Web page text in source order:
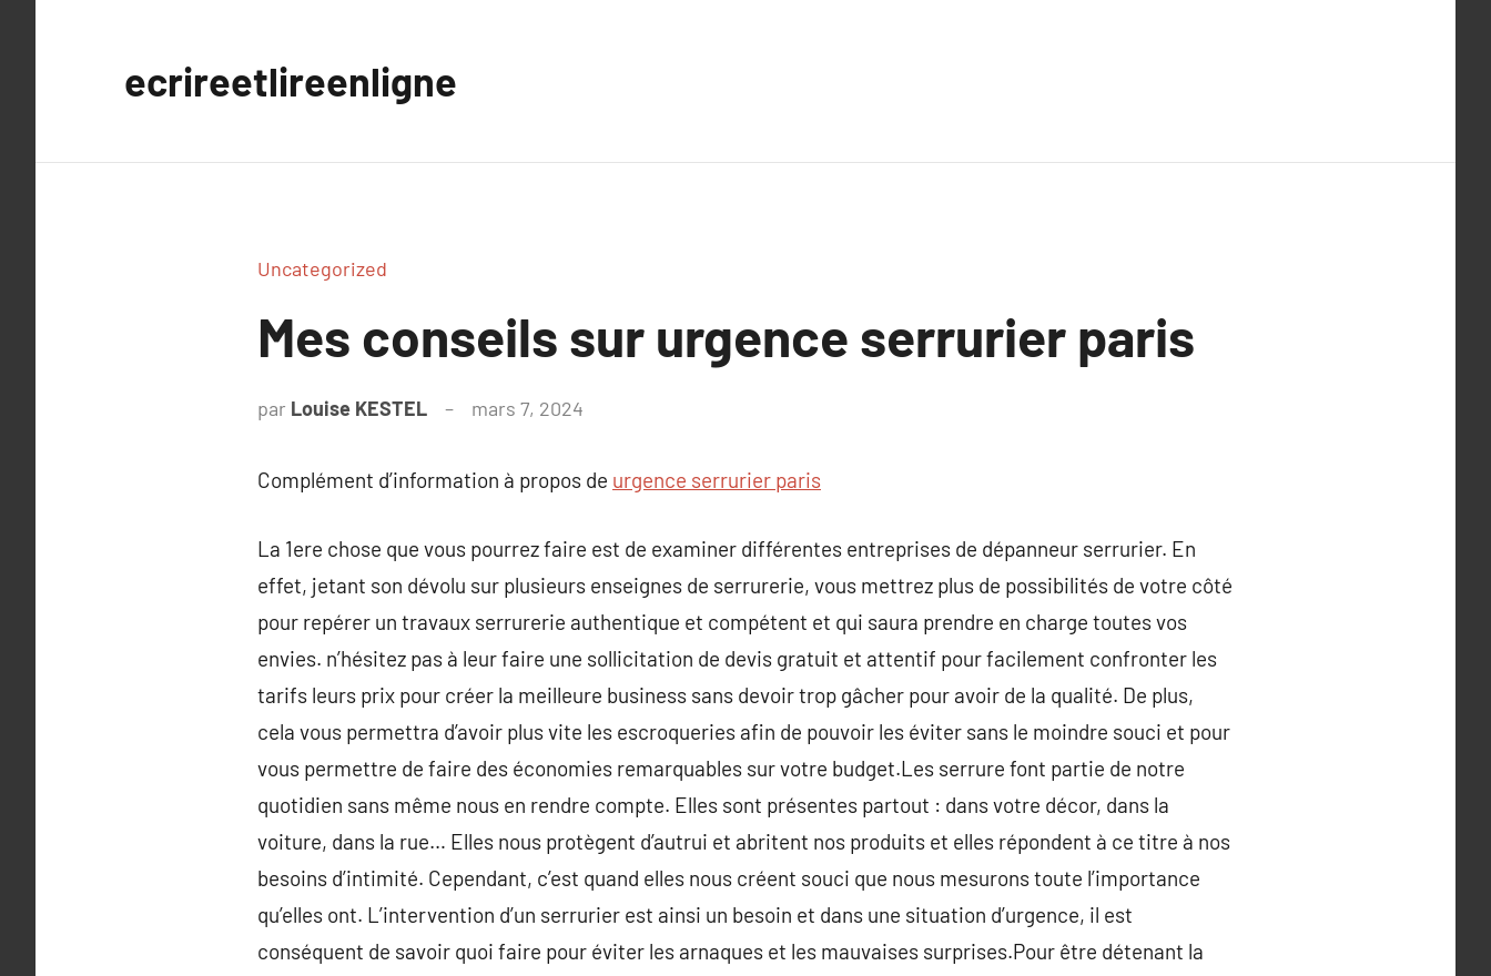
ecrireetlireenligne
Uncategorized
Mes conseils sur urgence serrurier paris
par Louise KESTEL mars 7, 2024
Complément d’information à propos de urgence serrurier paris
La 1ere chose que vous pourrez faire est de examiner différentes entreprises de dépanneur serrurier. En
effet, jetant son dévolu sur plusieurs enseignes de serrurerie, vous mettrez plus de possibilités de votre côté
pour repérer un travaux serrurerie authentique et compétent et qui saura prendre en charge toutes vos
envies. n’hésitez pas à leur faire une sollicitation de devis gratuit et attentif pour facilement confronter les
tarifs leurs prix pour créer la meilleure business sans devoir trop gâcher pour avoir de la qualité. De plus,
cela vous permettra d’avoir plus vite les escroqueries afin de pouvoir les éviter sans le moindre souci et pour
vous permettre de faire des économies remarquables sur votre budget.Les serrure font partie de notre
quotidien sans même nous en rendre compte. Elles sont présentes partout : dans votre décor, dans la
voiture, dans la rue… Elles nous protègent d’autrui et abritent nos produits et elles répondent à ce titre à nos
besoins d’intimité. Cependant, c’est quand elles nous créent souci que nous mesurons toute l’importance
qu’elles ont. L’intervention d’un serrurier est ainsi un besoin et dans une situation d’urgence, il est
conséquent de savoir quoi faire pour éviter les arnaques et les mauvaises surprises.Pour être détenant la